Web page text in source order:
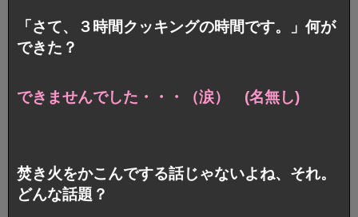
「さて、３時間クッキングの時間です。」何が
できた？
できませんでした・・・（涙） (名無し)
焚き火をかこんでする話じゃないよね、それ。
どんな話題？